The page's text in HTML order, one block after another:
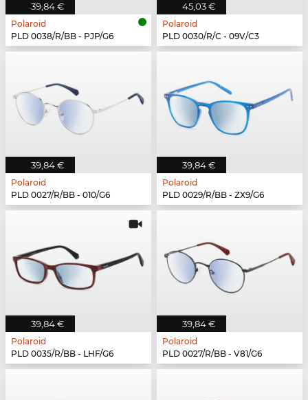
39,84 €
Polaroid
PLD 0038/R/BB - PJP/G6
45,03 €
Polaroid
PLD 0030/R/C - 09V/C3
39,84 €
Polaroid
PLD 0027/R/BB - 010/G6
39,84 €
Polaroid
PLD 0029/R/BB - ZX9/G6
39,84 €
Polaroid
PLD 0035/R/BB - LHF/G6
39,84 €
Polaroid
PLD 0027/R/BB - V81/G6